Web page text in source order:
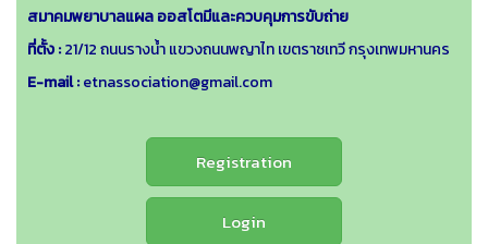
สมาคมพยาบาลแผล ออสโตมีและควบคุมการขับถ่าย
ที่ตั้ง :21/12 ถนนรางน้ำ แขวงถนนพญาไท เขตราชเทวี กรุงเทพมหานคร
E-mail :etnassociation@gmail.com
Registration
Login